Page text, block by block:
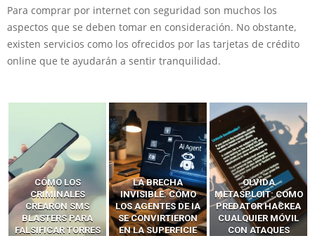
Para comprar por internet con seguridad son muchos los
aspectos que se deben tomar en consideración. No obstante,
existen servicios como los ofrecidos por las tarjetas de crédito
online que te ayudarán a sentir tranquilidad.
LA BRECHA
INVISIBLE: CÓMO
LOS AGENTES DE IA
SE CONVIRTIERON
EN LA SUPERFICIE
OLVIDA
METASPLOIT: CÓMO
PREDATOR HACKEA
CUALQUIER MÓVIL
CON ATAQUES
CÓMO LOS HACKERS
INTERCEPTAN OTPS
Y LLAMADAS
MÓVILES SIN
‘HACKEAR’ — EL